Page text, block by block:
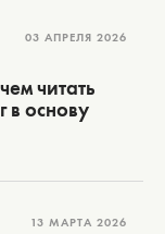
03 АПРЕЛЯ 2026
читать
в основу
13 МАРТА 2026